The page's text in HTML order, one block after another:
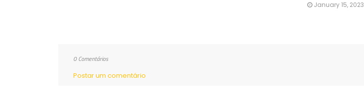
January 15, 2023
0 Comentários
Postar um comentário